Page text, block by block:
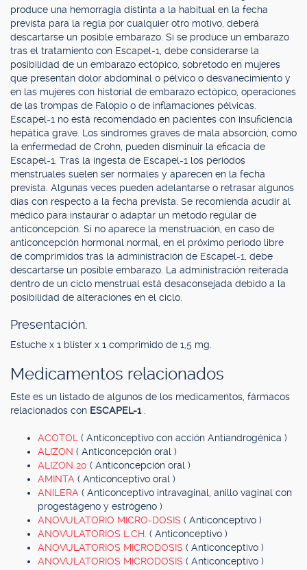
produce una hemorragia distinta a la habitual en la fecha
prevista para la regla por cualquier otro motivo, deberá
descartarse un posible embarazo. Si se produce un embarazo
tras el tratamiento con Escapel-1, debe considerarse la
posibilidad de un embarazo ectópico, sobretodo en mujeres
que presentan dolor abdominal o pélvico o desvanecimiento y
en las mujeres con historial de embarazo ectópico, operaciones
de las trompas de Falopio o de inflamaciones pélvicas.
Escapel-1 no está recomendado en pacientes con insuficiencia
hepática grave. Los síndromes graves de mala absorción, como
la enfermedad de Crohn, pueden disminuir la eficacia de
Escapel-1. Tras la ingesta de Escapel-1 los periodos
menstruales suelen ser normales y aparecen en la fecha
prevista. Algunas veces pueden adelantarse o retrasar algunos
días con respecto a la fecha prevista. Se recomienda acudir al
médico para instaurar o adaptar un método regular de
anticoncepción. Si no aparece la menstruación, en caso de
anticoncepción hormonal normal, en el próximo periodo libre
de comprimidos tras la administración de Escapel-1, debe
descartarse un posible embarazo. La administración reiterada
dentro de un ciclo menstrual está desaconsejada debido a la
posibilidad de alteraciones en el ciclo.
Presentación.
Estuche x 1 blíster x 1 comprimido de 1,5 mg.
Medicamentos relacionados
Este es un listado de algunos de los medicamentos, fármacos
relacionados con ESCAPEL-1
ACOTOL ( Anticonceptivo con acción Antiandrogénica )
ALIZON ( Anticoncepción oral )
ALIZON 20 ( Anticoncepción oral )
AMINTA ( Anticonceptivo oral )
ANILERA ( Anticonceptivo intravaginal, anillo vaginal con
progestágeno y estrógeno )
ANOVULATORIO MICRO-DOSIS ( Anticonceptivo )
ANOVULATORIOS L.CH. ( Anticonceptivo )
ANOVULATORIOS MICRODOSIS ( Anticonceptivo )
ANOVULATORIOS MICRODOSIS ( Anticonceptivo )